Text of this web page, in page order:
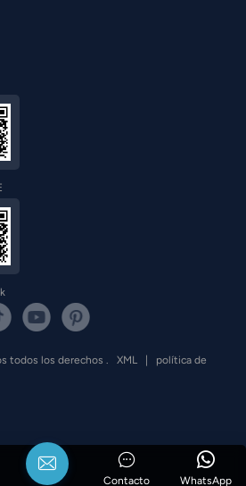
todos los derechos . XML |
política de
WhatsApp
Contacto